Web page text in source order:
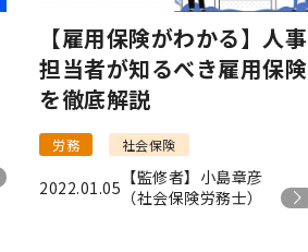
【雇用保険がわかる】人事
担当者が知るべき雇用保険
を徹底解説
労務 社会保険
2022.01.05 【監修者】小島章彦
（社会保険労務士）